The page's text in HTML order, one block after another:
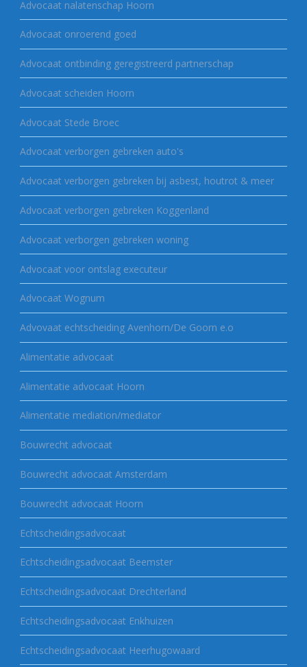
Advocaat nalatenschap Hoorn
Advocaat onroerend goed
Advocaat ontbinding geregistreerd partnerschap
Advocaat scheiden Hoorn
Advocaat Stede Broec
Advocaat verborgen gebreken auto's
Advocaat verborgen gebreken bij asbest, houtrot & meer
Advocaat verborgen gebreken Koggenland
Advocaat verborgen gebreken woning
Advocaat voor ontslag executeur
Advocaat Wognum
Advovaat echtscheiding Avenhorn/De Goorn e.o
Alimentatie advocaat
Alimentatie advocaat Hoorn
Alimentatie mediation/mediator
Bouwrecht advocaat
Bouwrecht advocaat Amsterdam
Bouwrecht advocaat Hoorn
Echtscheidingsadvocaat
Echtscheidingsadvocaat Beemster
Echtscheidingsadvocaat Drechterland
Echtscheidingsadvocaat Enkhuizen
Echtscheidingsadvocaat Heerhugowaard